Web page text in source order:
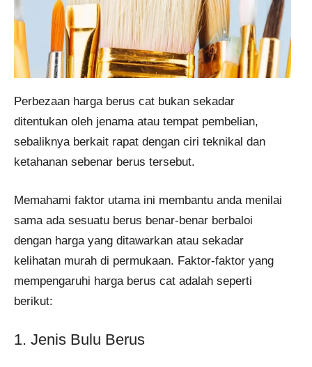
Perbezaan harga berus cat bukan sekadar
ditentukan oleh jenama atau tempat pembelian,
sebaliknya berkait rapat dengan ciri teknikal dan
ketahanan sebenar berus tersebut.
Memahami faktor utama ini membantu anda menilai
sama ada sesuatu berus benar-benar berbaloi
dengan harga yang ditawarkan atau sekadar
kelihatan murah di permukaan. Faktor-faktor yang
mempengaruhi harga berus cat adalah seperti
berikut:
1. Jenis Bulu Berus